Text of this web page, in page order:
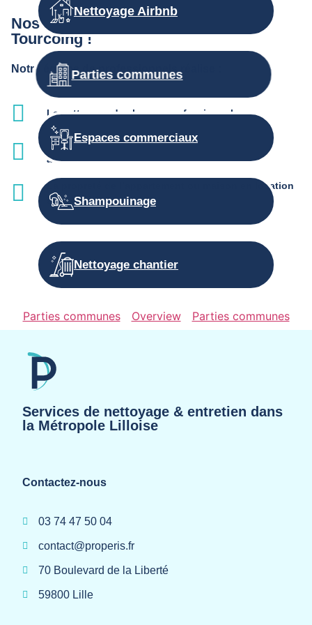
Nos autres prestations d’entretien à
Tourcoing !
Notre équipe de professionnels réalise :
Le nettoyage des locaux professionnels
L'entretien des parties communes et services
associés
La propreté de l’appartement ou maison en location
saisonnière
Nettoyage Airbnb
Parties communes
Espaces commerciaux
Shampouinage
Nettoyage chantier
Parties communes Overview Parties communes
Services de nettoyage & entretien dans
la Métropole Lilloise
Contactez-nous
03 74 47 50 04
contact@properis.fr
70 Boulevard de la Liberté
59800 Lille